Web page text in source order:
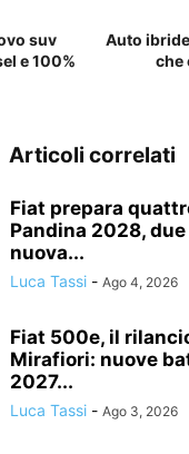
suv
e 100%
Auto
che
Articoli correlati
Fiat prepara
Pandina 2028,
nuova...
Luca Tassi - Ago 4, 2026
Fiat 500e, il
Mirafiori: nuove
2027...
Luca Tassi - Ago 3, 2026